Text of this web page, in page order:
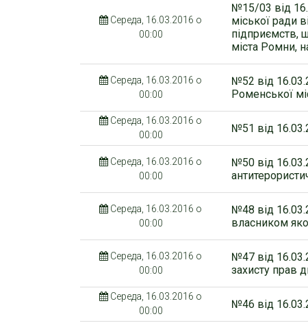
Середа, 16.03.2016 о
00:00
№15/03 від
міської ради
підприємств,
міста Ромни,
Середа, 16.03.2016 о
00:00
№52 від
Роменської
Середа, 16.03.2016 о
00:00
№51 від
Середа, 16.03.2016 о
00:00
№50 від
Середа, 16.03.2016 о
00:00
№48 від
власником
Середа, 16.03.2016 о
00:00
№47 від
захисту прав
Середа, 16.03.2016 о
00:00
№46 від